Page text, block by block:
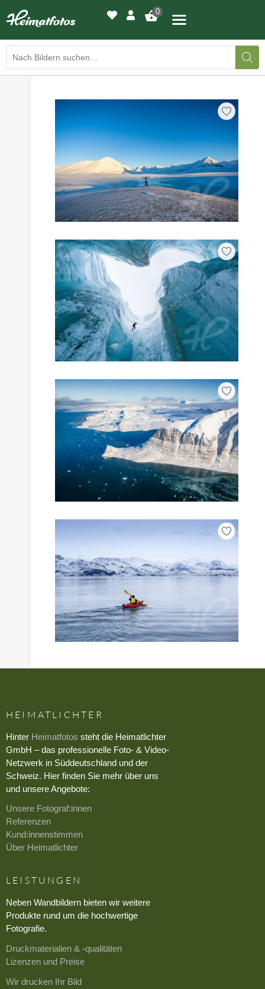
0
BILDERGALERIE
LED-LEUCHTBILDER
WIR DRUCKEN IHR BILD
AUSSTELLUNGEN
KONTAKT
HEIMATLICHTER
Hinter Heimatfotos steht die Heimatlichter
GmbH – das professionelle Foto- & Video-
Netzwerk in Süddeutschland und der
Schweiz. Hier finden Sie mehr über uns
und unsere Angebote:
Unsere Fotograf:innen
Referenzen
Kund:innenstimmen
Über Heimatlichter
LEISTUNGEN
Neben Wandbildern bieten wir weitere
Produkte rund um die hochwertige
Fotografie.
Druckmaterialien & -qualitäten
Lizenzen und Preise
Wir drucken Ihr Bild